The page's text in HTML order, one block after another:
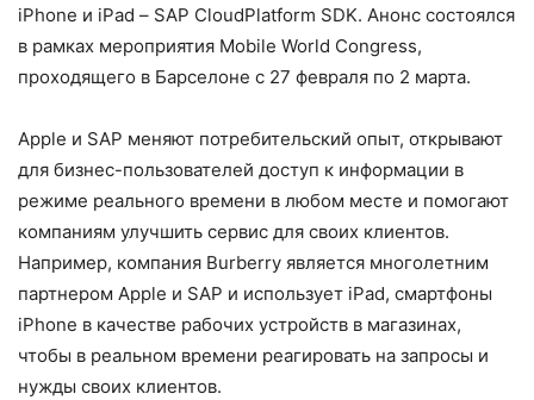
iPhone и iPad – SAP CloudPlatform SDK. Анонс состоялся
в рамках мероприятия Mobile World Congress,
проходящего в Барселоне с 27 февраля по 2 марта.
Apple и SAP меняют потребительский опыт, открывают
для бизнес-пользователей доступ к информации в
режиме реального времени в любом месте и помогают
компаниям улучшить сервис для своих клиентов.
Например, компания Burberry является многолетним
партнером Apple и SAP и использует iPad, смартфоны
iPhone в качестве рабочих устройств в магазинах,
чтобы в реальном времени реагировать на запросы и
нужды своих клиентов.